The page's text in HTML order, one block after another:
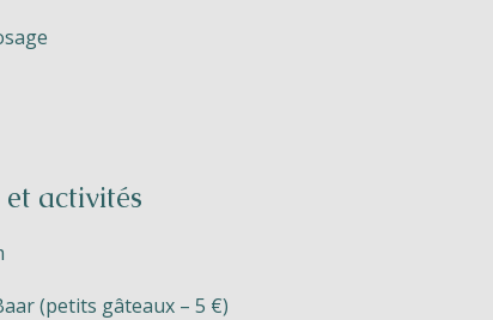
activités
(petits gâteaux – 5 €)